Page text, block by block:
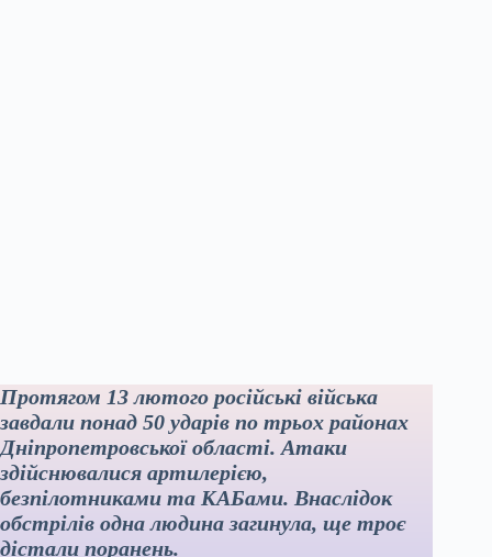
Протягом 13 лютого російські війська
завдали понад 50 ударів по трьох районах
Дніпропетровської області. Атаки
здійснювалися артилерією,
безпілотниками та КАБами. Внаслідок
обстрілів одна людина загинула, ще троє
дістали поранень.